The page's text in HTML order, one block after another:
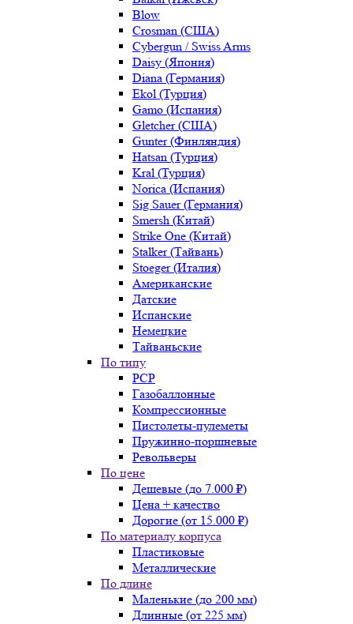
Blow
Crosman (США)
Cybergun / Swiss Arms
Daisy (Япония)
Diana (Германия)
Ekol (Турция)
Gamo (Испания)
Gletcher (США)
Gunter (Финляндия)
Hatsan (Турция)
Kral (Турция)
Norica (Испания)
Sig Sauer (Германия)
Smersh (Китай)
Strike One (Китай)
Stalker (Тайвань)
Stoeger (Италия)
Американские
Датские
Испанские
Немецкие
Тайваньские
По типу
PCP
Газобаллонные
Компрессионные
Пистолеты-пулеметы
Пружинно-поршневые
Револьверы
По цене
Дешевые (до 7.000 ₽)
Цена + качество
Дорогие (от 15.000 ₽)
По материалу корпуса
Пластиковые
Металлические
По длине
Маленькие (до 200 мм)
Длинные (от 225 мм)